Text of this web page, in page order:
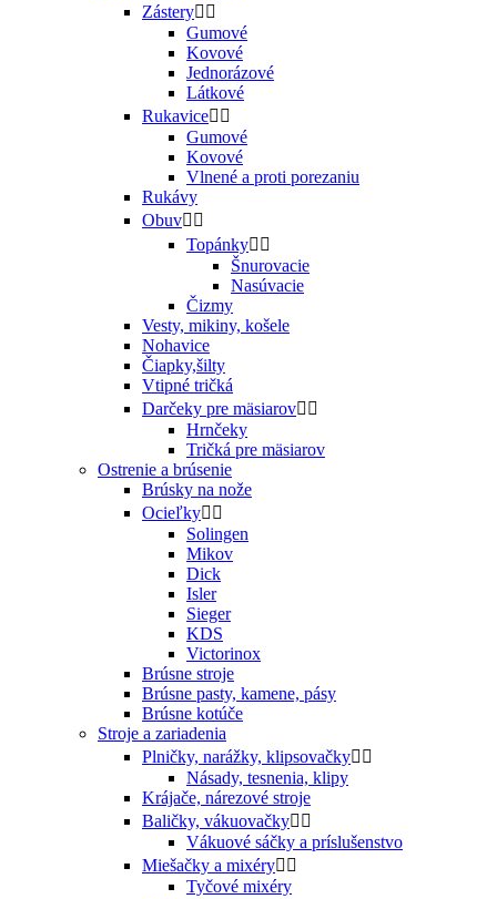
Zástery 
Gumové
Kovové
Jednorázové
Látkové
Rukavice 
Gumové
Kovové
Vlnené a proti porezaniu
Rukávy
Obuv 
Topánky 
Šnurovacie
Nasúvacie
Čizmy
Vesty, mikiny, košele
Nohavice
Čiapky,šilty
Vtipné tričká
Darčeky pre mäsiarov 
Hrnčeky
Tričká pre mäsiarov
Ostrenie a brúsenie
Brúsky na nože
Ocieľky 
Solingen
Mikov
Dick
Isler
Sieger
KDS
Victorinox
Brúsne stroje
Brúsne pasty, kamene, pásy
Brúsne kotúče
Stroje a zariadenia
Plničky, narážky, klipsovačky 
Násady, tesnenia, klipy
Krájače, nárezové stroje
Baličky, vákuovačky 
Vákuové sáčky a príslušenstvo
Miešačky a mixéry 
Tyčové mixéry